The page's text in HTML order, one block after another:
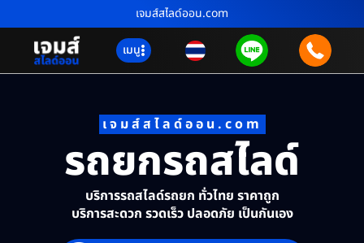
เจมส์สไลด์ออน.com
เมนู
เจมส์สไลด์ออน.com
รถยกรถสไลด์
บริการรถสไลด์รถยก ทั่วไทย ราคาถูก
บริการสะดวก รวดเร็ว ปลอดภัย เป็นกันเอง